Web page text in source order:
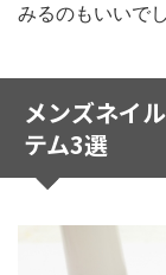
みるのもいいでし
メンズネイ
テム3選